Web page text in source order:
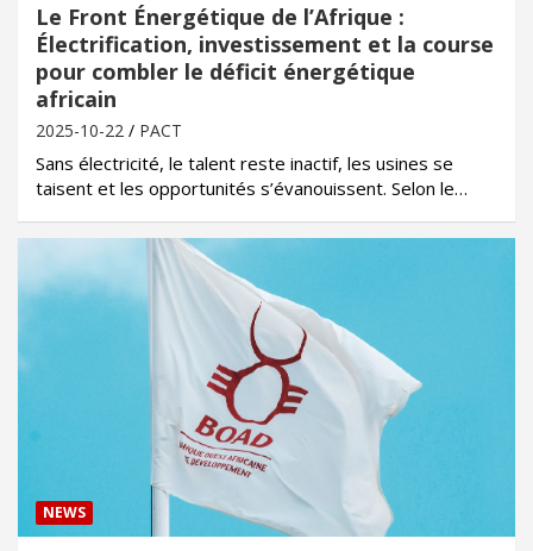
Le Front Énergétique de l’Afrique :
Électrification, investissement et la course
pour combler le déficit énergétique
africain
2025-10-22 PACT
Sans électricité, le talent reste inactif, les usines se
taisent et les opportunités s’évanouissent. Selon le…
NEWS